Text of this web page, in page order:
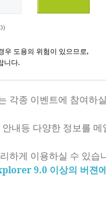
우 도용의 위험이 있으므로,
니다.
각종 이벤트에 참여하
내등 다양한 정보를 메
하게 이용하실 수 있습
9.0 이상의 버젼